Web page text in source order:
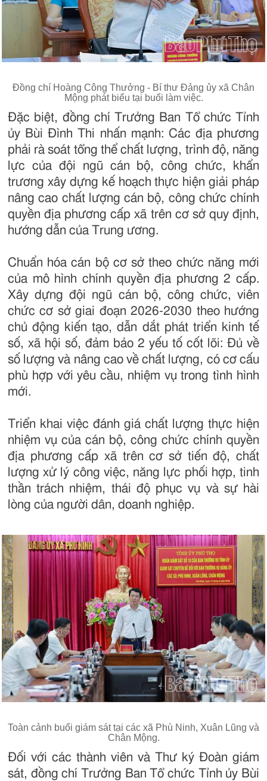
Đồng chí Hoàng Công Thưởng - Bí thư Đảng ủy xã Chân
Mộng phát biểu tại buổi làm việc.
Đặc biệt, đồng chí Trưởng Ban Tổ chức Tỉnh
ủy Bùi Đình Thi nhấn mạnh: Các địa phương
phải rà soát tổng thể chất lượng, trình độ, năng
lực của đội ngũ cán bộ, công chức, khẩn
trương xây dựng kế hoạch thực hiện giải pháp
nâng cao chất lượng cán bộ, công chức chính
quyền địa phương cấp xã trên cơ sở quy định,
hướng dẫn của Trung ương.
Chuẩn hóa cán bộ cơ sở theo chức năng mới
của mô hình chính quyền địa phương 2 cấp.
Xây dựng đội ngũ cán bộ, công chức, viên
chức cơ sở giai đoạn 2026-2030 theo hướng
chủ động kiến tạo, dẫn dắt phát triển kinh tế
số, xã hội số, đảm bảo 2 yếu tố cốt lõi: Đủ về
số lượng và nâng cao về chất lượng, có cơ cấu
phù hợp với yêu cầu, nhiệm vụ trong tình hình
mới.
Triển khai việc đánh giá chất lượng thực hiện
nhiệm vụ của cán bộ, công chức chính quyền
địa phương cấp xã trên cơ sở tiến độ, chất
lượng xử lý công việc, năng lực phối hợp, tinh
thần trách nhiệm, thái độ phục vụ và sự hài
lòng của người dân, doanh nghiệp.
Toàn cảnh buổi giám sát tại các xã Phù Ninh, Xuân Lũng và
Chân Mộng.
Đối với các thành viên và Thư ký Đoàn giám
sát, đồng chí Trưởng Ban Tổ chức Tỉnh ủy Bùi